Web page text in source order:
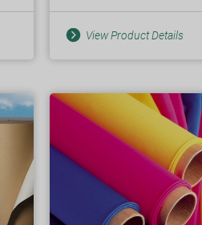
View Product Details